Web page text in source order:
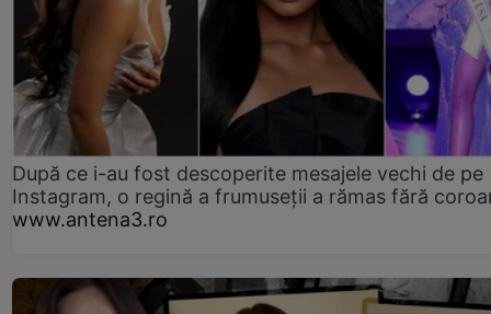
După ce i-au fost descoperite mesajele vechi de pe
Instagram, o regină a frumuseții a rămas fără
www.antena3.ro